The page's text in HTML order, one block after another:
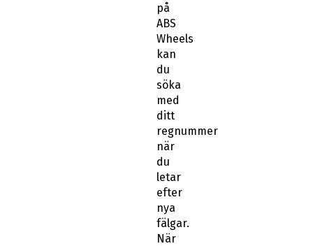
på
ABS
Wheels
kan
du
söka
med
ditt
regnummer
när
du
letar
efter
nya
fälgar.
När